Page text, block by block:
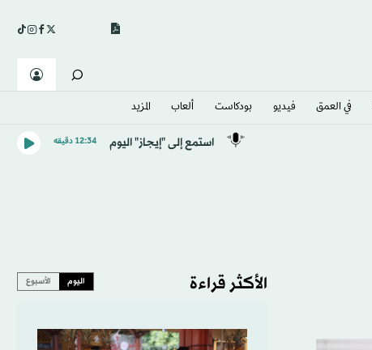
في العمق فيديو بودكاست ألعاب المزيد
استمع إلى "إيجاز" اليوم 12:34 دقيقه
الأكثر قراءة اليوم الأسبوع